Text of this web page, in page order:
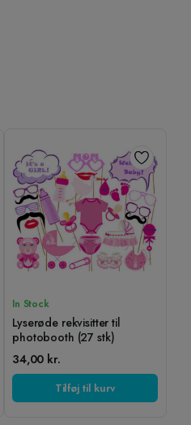
In Stock
Lyserøde rekvisitter til
photobooth (27 stk)
34,00 kr.
Tilføj til kurv